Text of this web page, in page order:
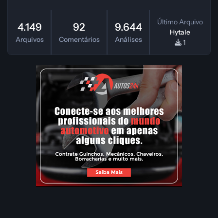
4.149
Arquivos
92
Comentários
9.644
Análises
Último Arquivo
Hytale
1